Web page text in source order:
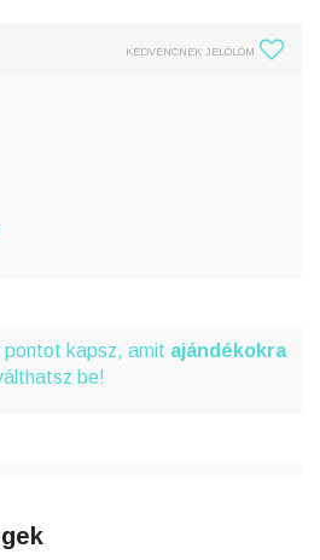
KEDVENCNEK JELÖLÖM
kapsz, amit ajándékokra
be!